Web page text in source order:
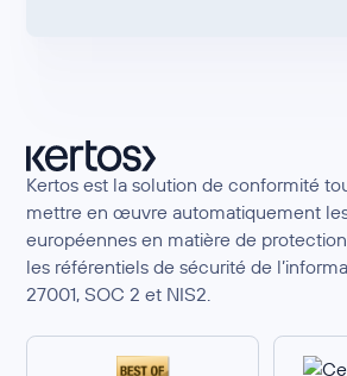
Kertos est la solution de conformité
mettre en œuvre automatiquement
européennes en matière de
les référentiels de sécurité de
27001, SOC 2 et NIS2.